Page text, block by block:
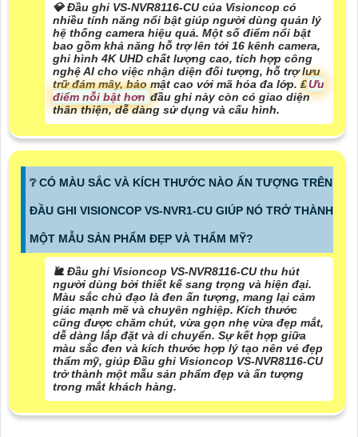
💎 Đầu ghi VS-NVR8116-CU của Visioncop có
nhiều tính năng nổi bật giúp người dùng quản lý
hệ thống camera hiệu quả. Một số điểm nổi bật
bao gồm khả năng hỗ trợ lên tới 16 kênh camera,
ghi hình 4K UHD chất lượng cao, tích hợp công
nghệ AI cho việc nhận diện đối tượng, hỗ trợ lưu
trữ đám mây, bảo mật cao với mã hóa đa lớp. ₤Ưu
điểm nỗi bật hơn đầu ghi này còn có giao diện
thân thiện, dễ dàng sử dụng và cấu hình.
❔ CÓ MÀU SẮC VÀ KÍCH THƯỚC NÀO ẤN TƯỢNG TRÊN
ĐẦU GHI VISIONCOP VS-NVR1-CU GIÚP NÓ TRỞ THÀNH
MỘT MẪU SẢN PHẨM ĐẸP VÀ THẨM MỸ?
🐌 Đầu ghi Visioncop VS-NVR8116-CU thu hút
người dùng bởi thiết kế sang trọng và hiện đại.
Màu sắc chủ đạo là đen ấn tượng, mang lại cảm
giác mạnh mẽ và chuyên nghiệp. Kích thước
cũng được chăm chút, vừa gọn nhẹ vừa đẹp mắt,
dễ dàng lắp đặt và di chuyển. Sự kết hợp giữa
màu sắc đen và kích thước hợp lý tạo nên vẻ đẹp
thẩm mỹ, giúp Đầu ghi Visioncop VS-NVR8116-CU
trở thành một mẫu sản phẩm đẹp và ấn tượng
trong mắt khách hàng.